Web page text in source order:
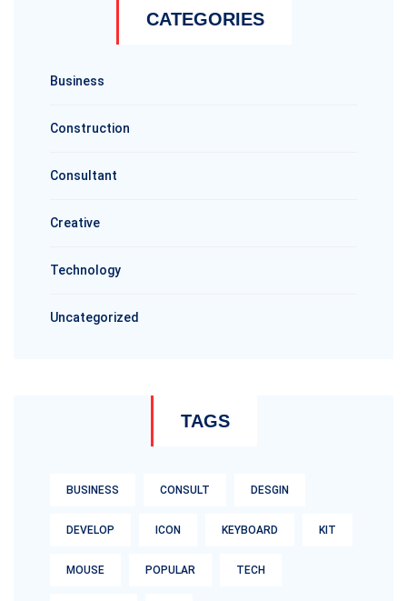
CATEGORIES
Business
Construction
Consultant
Creative
Technology
Uncategorized
TAGS
BUSINESS CONSULT DESGIN
DEVELOP ICON KEYBOARD KIT
MOUSE POPULAR TECH